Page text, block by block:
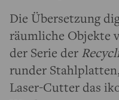
Die Übersetzung
räumliche Objekte
der Serie der
runder
Laser-Cutter das